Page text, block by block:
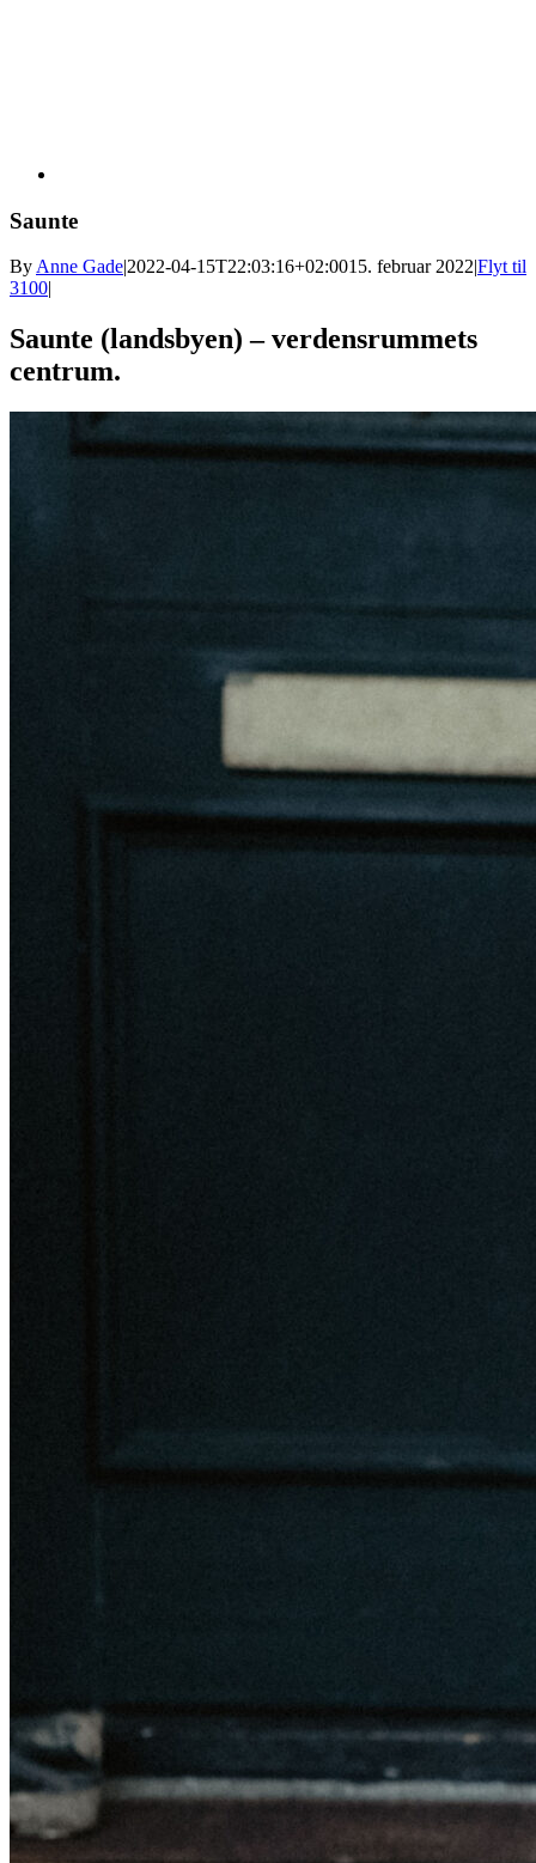
Saunte
ByAnne Gade|2022-04-15T22:03:16+02:0015. februar 2022|Flyt til
3100|
Saunte (landsbyen) – verdensrummets
centrum.